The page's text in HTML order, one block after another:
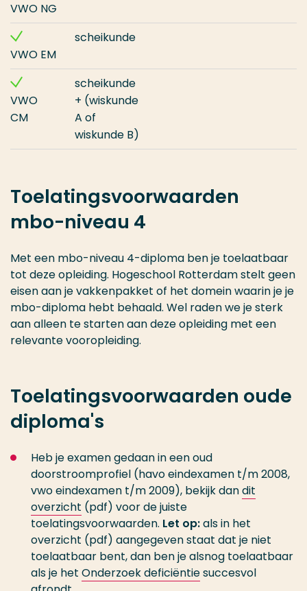
VWO NG
VWO EM
scheikunde
VWO
CM
scheikunde
+ (wiskunde
A of
wiskunde B)
Toelatingsvoorwaarden
mbo-niveau 4
Met een mbo-niveau 4-diploma ben je toelaatbaar
tot deze opleiding. Hogeschool Rotterdam stelt geen
eisen aan je vakkenpakket of het domein waarin je je
mbo-diploma hebt behaald. Wel raden we je sterk
aan alleen te starten aan deze opleiding met een
relevante vooropleiding.
Toelatingsvoorwaarden oude
diploma's
Heb je examen gedaan in een oud
doorstroomprofiel (havo eindexamen t/m 2008,
vwo eindexamen t/m 2009), bekijk dandit
overzicht (pdf) voor de juiste
toelatingsvoorwaarden. Let op:als in het
overzicht (pdf) aangegeven staat dat je niet
toelaatbaar bent, dan ben je alsnog toelaatbaar
als je het Onderzoek deficiëntiesuccesvol